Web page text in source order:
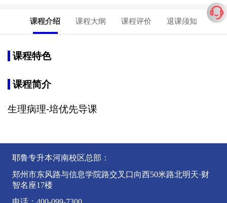
课程介绍 课程大纲 课程评价 退课须知
课程特色
课程简介
生理病理-培优先导课
耶鲁专升本河南校区总部：
郑州市东风路与信息学院路交叉口向西50米路北明天·财
智名座17楼